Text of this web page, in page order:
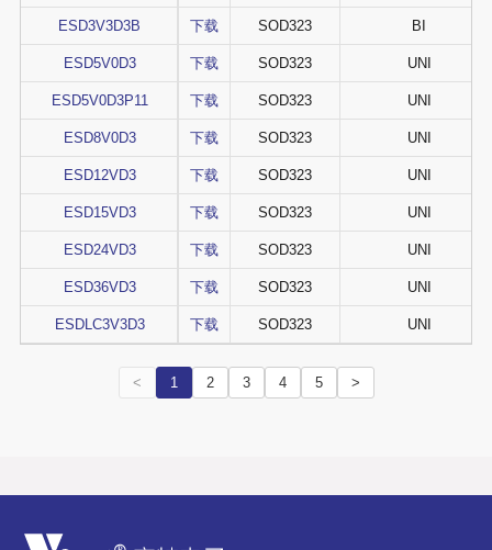
ESD3V3D3B 下载 SOD323 BI
ESD5V0D3 下载 SOD323 UNI
ESD5V0D3P11 下载 SOD323 UNI
ESD8V0D3 下载 SOD323 UNI
ESD12VD3 下载 SOD323 UNI
ESD15VD3 下载 SOD323 UNI
ESD24VD3 下载 SOD323 UNI
ESD36VD3 下载 SOD323 UNI
ESDLC3V3D3 下载 SOD323 UNI
< 1 2 3 4 5 >